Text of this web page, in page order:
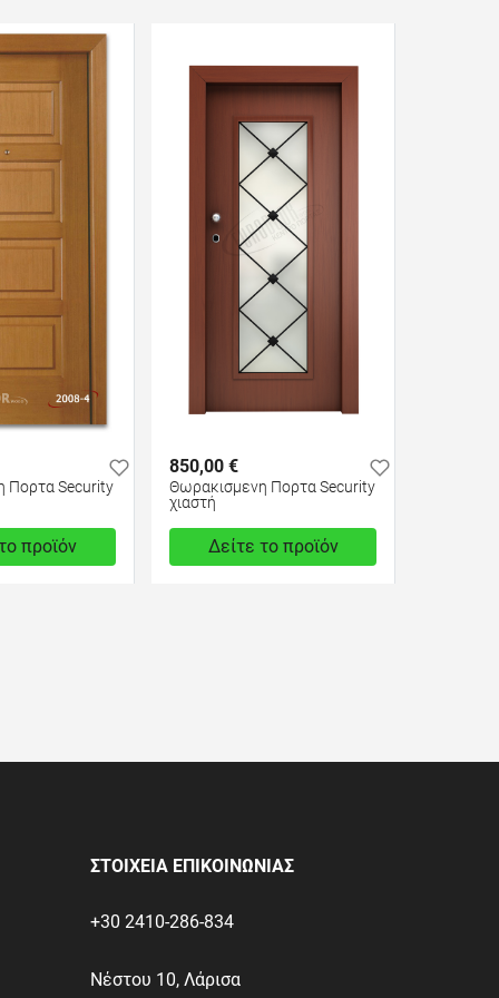
Πορτα Security
προϊόν
850,00 €
Θωρακισμενη Πορτα Security
χιαστή
Δείτε το προϊόν
ΣΤΟΙΧΕΙΑ ΕΠΙΚΟΙΝΩΝΙΑΣ
+30 2410-286-834
Νέστου 10, Λάρισα